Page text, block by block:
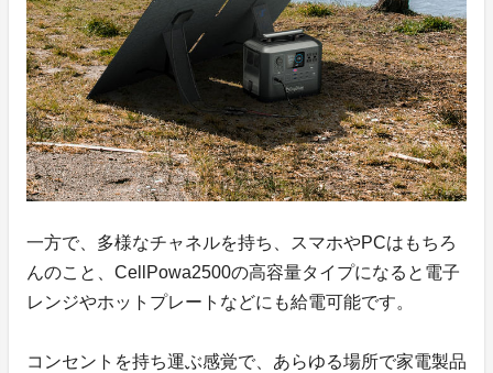
一方で、多様なチャネルを持ち、スマホやPCはもちろ
んのこと、CellPowa2500の高容量タイプになると電子
レンジやホットプレートなどにも給電可能です。
コンセントを持ち運ぶ感覚で、あらゆる場所で家電製品